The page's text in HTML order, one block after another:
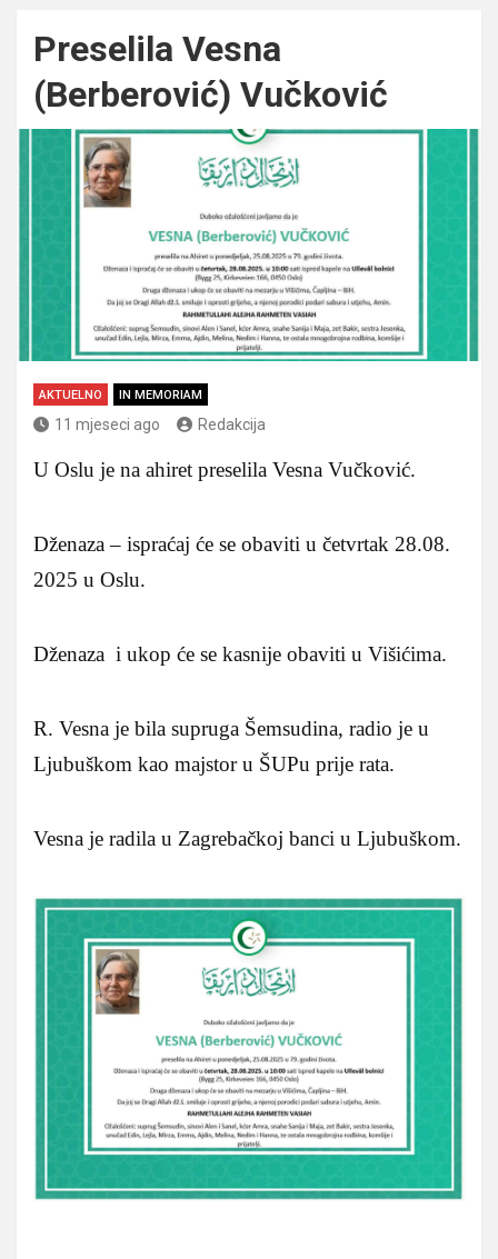
Preselila Vesna
(Berberović) Vučković
AKTUELNO IN MEMORIAM
11 mjeseci ago Redakcija
U Oslu je na ahiret preselila Vesna Vučković.
Dženaza – ispraćaj će se obaviti u četvrtak 28.08.
2025 u Oslu.
Dženaza i ukop će se kasnije obaviti u Višićima.
R. Vesna je bila supruga Šemsudina, radio je u
Ljubuškom kao majstor u ŠUPu prije rata.
Vesna je radila u Zagrebačkoj banci u Ljubuškom.